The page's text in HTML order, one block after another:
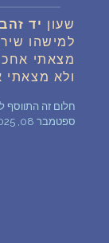
שאלות נפוצות
פענוח חלום אנושי
עלינו
שעון יד זהב
למישהו
מצאתי
ולא מצאתי
ספטמבר 08, 2025